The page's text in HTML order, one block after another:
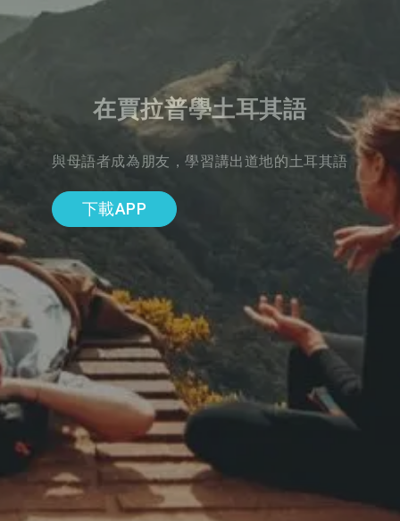
在賈拉普學土耳其語
與母語者成為朋友，學習講出道地的土耳其語
下載APP